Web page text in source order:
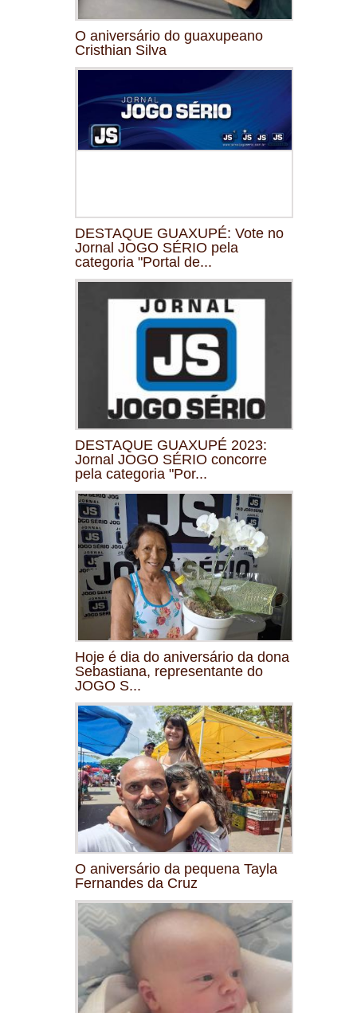
O aniversário do guaxupeano
Cristhian Silva
DESTAQUE GUAXUPÉ: Vote no
Jornal JOGO SÉRIO pela
categoria "Portal de...
DESTAQUE GUAXUPÉ 2023:
Jornal JOGO SÉRIO concorre
pela categoria "Por...
Hoje é dia do aniversário da dona
Sebastiana, representante do
JOGO S...
O aniversário da pequena Tayla
Fernandes da Cruz